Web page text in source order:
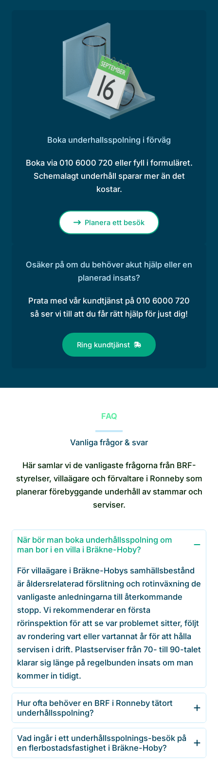
Boka underhallsspolning i förväg
Boka via 010 6000 720 eller fyll i formuläret.
Schemalagt underhåll sparar mer än det
kostar.
Planera ett besök
Osäker på om du behöver akut hjälp eller en
planerad insats?
Prata med vår kundtjänst på 010 6000 720
så ser vi till att du får rätt hjälp för just dig!
Ring kundtjänst
FAQ
Vanliga frågor & svar
Här samlar vi de vanligaste frågorna från BRF-
styrelser, villaägare och förvaltare i Ronneby som
planerar förebyggande underhåll av stammar och
serviser.
När bör man boka underhållsspolning om
man bor i en villa i Bräkne-Hoby?
För villaägare i Bräkne-Hobys samhällsbestånd
är åldersrelaterad förslitning och rotinväxning de
vanligaste anledningarna till återkommande
stopp. Vi rekommenderar en första
rörinspektion för att se var problemet sitter, följt
av rondering vart eller vartannat år för att hålla
servisen i drift. Plastserviser från 70- till 90-talet
klarar sig länge på regelbunden insats om man
kommer in tidigt.
Hur ofta behöver en BRF i Ronneby tätort
underhållsspolning?
Vad ingår i ett underhållsspolnings-besök på
en flerbostadsfastighet i Bräkne-Hoby?